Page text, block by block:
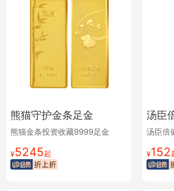
熊猫守护金条足金
熊猫金条投资收藏9999足金
¥5245起
汤臣
汤臣倍
¥152